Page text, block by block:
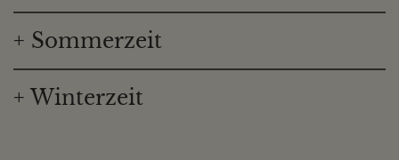
+ Sommerzeit
+ Winterzeit